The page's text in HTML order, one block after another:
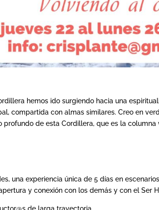
hemos ido surgiendo hacia una
compartida con almas similares. Creo en
profundo de esta Cordillera, que es la
una experiencia única de 5 días en
y conexión con los demás y con el Ser
de larga trayectoria.